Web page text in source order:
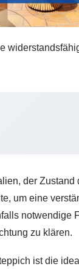
der Zustand
um eine
notwendige
zu klären.
ist die